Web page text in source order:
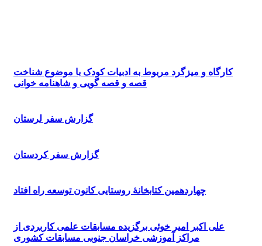
کارگاه و میزگرد مربوط به ادبیات کودک با موضوع شناخت
قصه و قصه گویی و شاهنامه خوانی
گزارش سفر لرستان
گزارش سفر کردستان
چهاردهمین کتابخانۀ روستایی کانون توسعه راه افتاد
علی اکبر امیر خوئی برگزیده مسابقات علمی کاربردی از
مراکز آموزشی خراسان جنوبی مسابقات کشوری